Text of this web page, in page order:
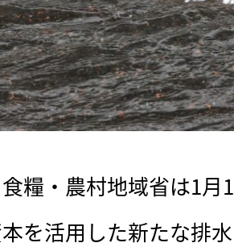
糧・農村地域省は1月
を活用した新たな排